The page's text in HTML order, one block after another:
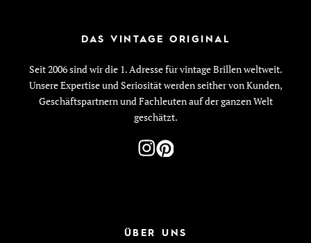
DAS VINTAGE ORIGINAL
Seit 2006 sind wir die 1. Adresse für vintage Brillen weltweit.
Unsere Expertise und Seriosität werden seither von Kunden,
Geschäftspartnern und Fachleuten auf der ganzen Welt
geschätzt.
ÜBER UNS